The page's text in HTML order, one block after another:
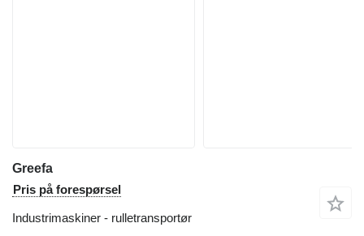
Greefa
Pris på forespørsel
Industrimaskiner - rulletransportør